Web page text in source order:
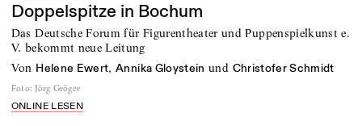
Doppelspitze in Bochum
Das Deutsche Forum für Figurentheater und Puppenspielkunst e.
V. bekommt neue Leitung
von Helene Ewert,Annika Gloystein und Christofer Schmidt
Foto: Jörg Gröger
ONLINE LESEN